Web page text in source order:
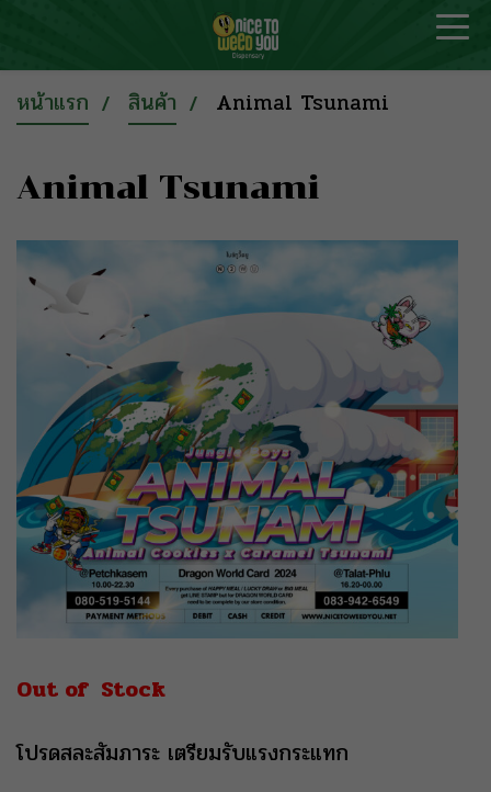
หน้าแรก สินค้า Animal Tsunami
Animal Tsunami
Out of Stock
โปรดสละสัมภาระ เตรียมรับแรงกระแทก